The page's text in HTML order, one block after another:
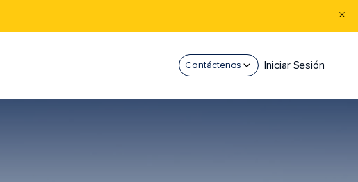
Contáctenos Iniciar Sesión